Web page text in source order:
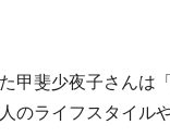
斐少夜子さんは
のライフスタイル